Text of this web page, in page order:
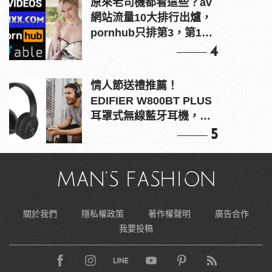
原來老司機都看這些？av
網站流量10大排行出爐，
pornhub只排第3，第1名
4
情人節送禮推薦！
EDIFIER W800BT PLUS
耳罩式無線藍牙耳機，在
5
關於我們 隱私權政策 著作權聲明
廣告合作
我要投稿